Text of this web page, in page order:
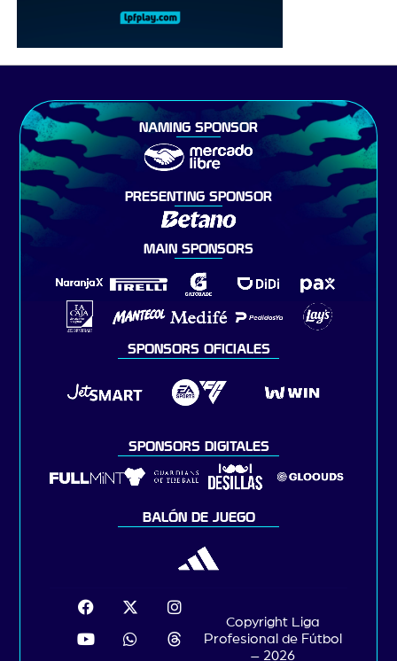
NAMING SPONSOR
PRESENTING SPONSOR
MAIN SPONSORS
SPONSORS OFICIALES
SPONSORS DIGITALES
BALÓN DE JUEGO
Copyright Liga
Profesional de Fútbol
– 2026